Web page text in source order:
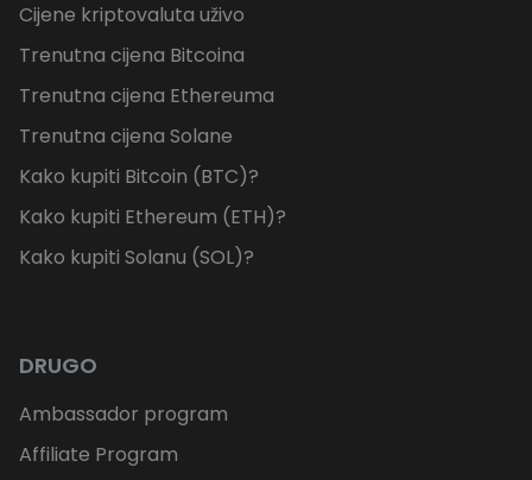
Cijene kriptovaluta uživo
Trenutna cijena Bitcoina
Trenutna cijena Ethereuma
Trenutna cijena Solane
Kako kupiti Bitcoin (BTC)?
Kako kupiti Ethereum (ETH)?
Kako kupiti Solanu (SOL)?
DRUGO
Ambassador program
Affiliate Program